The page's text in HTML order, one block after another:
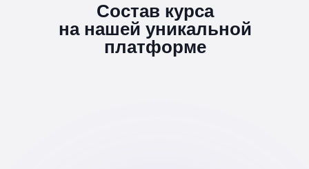
Состав курса
на нашей уникальной
платформе